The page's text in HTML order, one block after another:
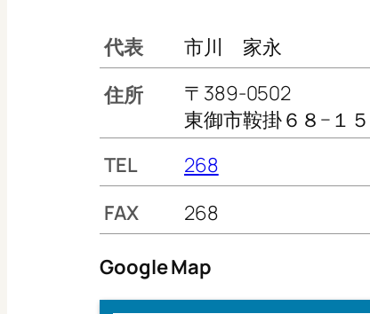
代表
市川 家永
住所
〒389-0502
東御市鞍掛６８−１５
TEL
268
FAX
268
Google Map